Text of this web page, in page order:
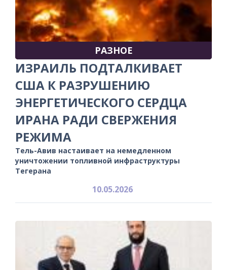
РАЗНОЕ
ИЗРАИЛЬ ПОДТАЛКИВАЕТ
США К РАЗРУШЕНИЮ
ЭНЕРГЕТИЧЕСКОГО СЕРДЦА
ИРАНА РАДИ СВЕРЖЕНИЯ
РЕЖИМА
Тель-Авив настаивает на немедленном
уничтожении топливной инфраструктуры
Тегерана
10.05.2026